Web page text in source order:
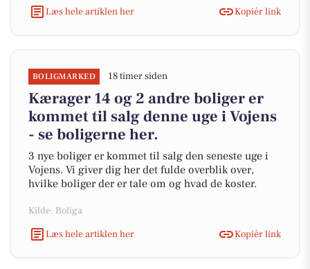
Læs hele artiklen her
Kopiér link
BOLIGMARKED 18 timer siden
Kærager 14 og 2 andre boliger er
kommet til salg denne uge i Vojens
- se boligerne her.
3 nye boliger er kommet til salg den seneste uge i
Vojens. Vi giver dig her det fulde overblik over,
hvilke boliger der er tale om og hvad de koster.
Kilde: Boliga
Læs hele artiklen her
Kopiér link